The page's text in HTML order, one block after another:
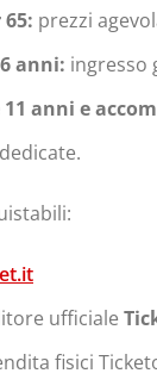
prezzi
anni: ingresso
anni e
ufficiale
fisici